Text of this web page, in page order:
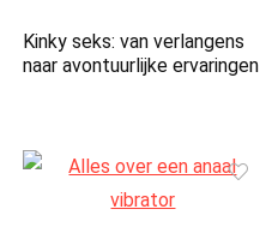
Kinky seks: van verlangens
naar avontuurlijke ervaringen